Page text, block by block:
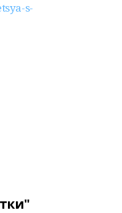
s-